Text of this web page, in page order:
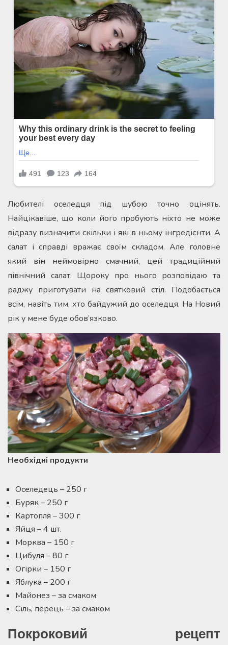
Любителі оселедця під шубою точно оцінять.
Найцікавіше, що коли його пробують ніхто не може
відразу визначити скільки і які в ньому інгредієнти. А
салат і справді вражає своїм складом. Але головне
який він неймовірно смачний, цей традиційний
північний салат. Щороку про нього розповідаю та
раджу приготувати на святковий стіл. Подобається
всім, навіть тим, хто байдужий до оселедця. На Новий
рік у мене буде обов’язково.
Необхідні продукти
Оселедець – 250 г
Буряк – 250 г
Картопля – 300 г
Яйця – 4 шт.
Морква – 150 г
Цибуля – 80 г
Огірки – 150 г
Яблука – 200 г
Майонез – за смаком
Сіль, перець – за смаком
Покроковий рецепт